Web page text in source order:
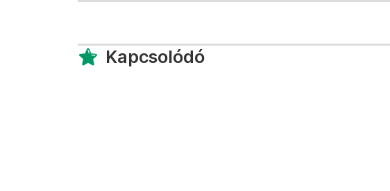
Kapcsolódó